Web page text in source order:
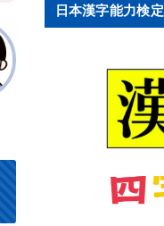
日本漢字能力検定